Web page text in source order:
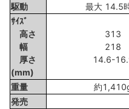
駆動
最大 14.5
ｻｲｽﾞ
高さ
幅
厚さ
(mm)
313
218
14.6-
重量 約
発売